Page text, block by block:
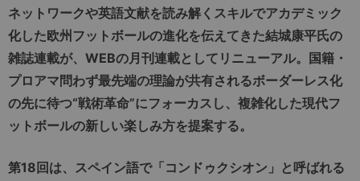
ネットワークや英語文献を読み解くスキルでアカデミック
化した欧州フットボールの進化を伝えてきた結城康平氏の
雑誌連載が、WEBの月刊連載としてリニューアル。国籍・
プロアマ問わず最先端の理論が共有されるボーダーレス化
の先に待つ“戦術革命”にフォーカスし、複雑化した現代フ
ットボールの新しい楽しみ方を提案する。
第18回は、スペイン語で「コンドゥクシオン」と呼ばれる